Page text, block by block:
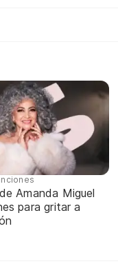
Amanda Miguel
para gritar a